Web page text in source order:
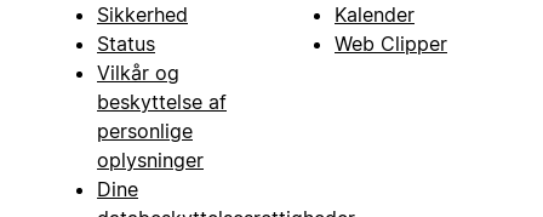
Sikkerhed
Status
Vilkår og
beskyttelse af
personlige
oplysninger
Dine
Kalender
Web Clipper